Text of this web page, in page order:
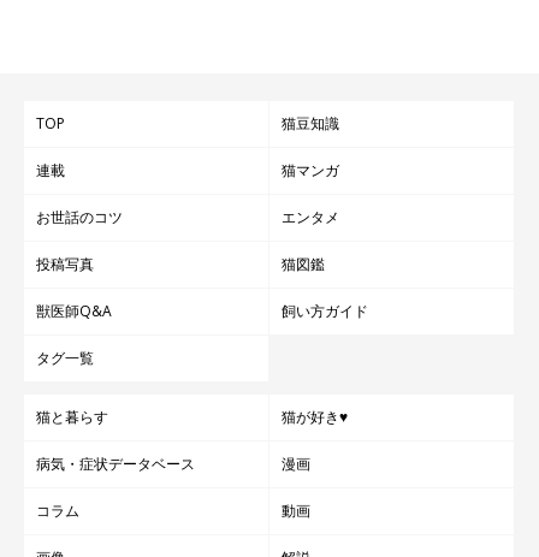
TOP 猫豆知識
連載 猫マンガ
お世話のコツ エンタメ
投稿写真 猫図鑑
獣医師Q&A 飼い方ガイド
タグ一覧
猫と暮らす 猫が好き♥
病気・症状データベース 漫画
コラム 動画